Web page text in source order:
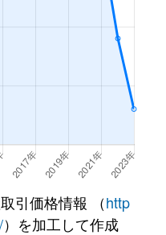
引価格情報 （http
）を加工して作成